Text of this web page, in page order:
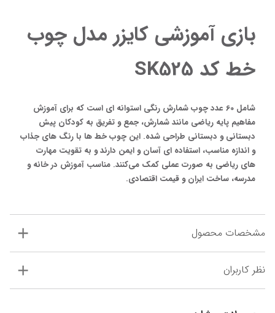
خط کد SK525
مدرسه، ساخت ایران و قیمت اقتصادی.
مشخصات محصول
نظر کاربران